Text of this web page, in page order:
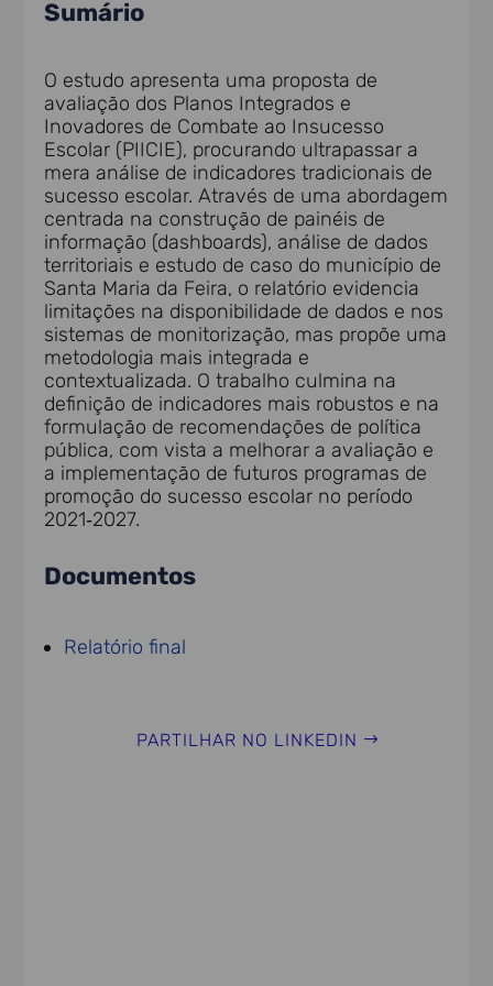
Sumário
O estudo apresenta uma proposta de
avaliação dos Planos Integrados e
Inovadores de Combate ao Insucesso
Escolar (PIICIE), procurando ultrapassar a
mera análise de indicadores tradicionais de
sucesso escolar. Através de uma abordagem
centrada na construção de painéis de
informação (dashboards), análise de dados
territoriais e estudo de caso do município de
Santa Maria da Feira, o relatório evidencia
limitações na disponibilidade de dados e nos
sistemas de monitorização, mas propõe uma
metodologia mais integrada e
contextualizada. O trabalho culmina na
definição de indicadores mais robustos e na
formulação de recomendações de política
pública, com vista a melhorar a avaliação e
a implementação de futuros programas de
promoção do sucesso escolar no período
2021‑2027.
Documentos
Relatório final
PARTILHAR NO LINKEDIN